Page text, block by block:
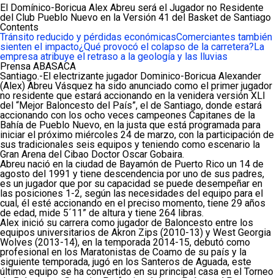
El Domínico-Boricua Alex Abreu será el Jugador no Residente
del Club Pueblo Nuevo en la Versión 41 del Basket de Santiago
Contents
Tránsito reducido y pérdidas económicasComerciantes también
sienten el impacto¿Qué provocó el colapso de la carretera?La
empresa atribuye el retraso a la geología y las lluvias
Prensa ABASACA
Santiago.-El electrizante jugador Dominico-Boricua Alexander
(Alex) Abreu Vásquez ha sido anunciado como el primer jugador
no residente que estará accionando en la venidera versión XLI
del “Mejor Baloncesto del País”, el de Santiago, donde estará
accionando con los ocho veces campeones Capitanes de la
Bahía de Pueblo Nuevo, en la justa que está programada para
iniciar el próximo miércoles 24 de marzo, con la participación de
sus tradicionales seis equipos y teniendo como escenario la
Gran Arena del Cibao Doctor Oscar Gobaira.
Abreu nació en la ciudad de Bayamón de Puerto Rico un 14 de
agosto del 1991 y tiene descendencia por uno de sus padres,
es un jugador que por su capacidad se puede desempeñar en
las posiciones 1-2, según las necesidades del equipo para el
cual, él esté accionando en el preciso momento, tiene 29 años
de edad, mide 5´11” de altura y tiene 264 libras.
Alex inició su carrera como jugador de Baloncesto entre los
equipos universitarios de Akron Zips (2010-13) y West Georgia
Wolves (2013-14), en la temporada 2014-15, debutó como
profesional en los Maratonistas de Coamo de su país y la
siguiente temporada, jugó en los Santeros de Aguada, este
último equipo se ha convertido en su principal casa en el Torneo